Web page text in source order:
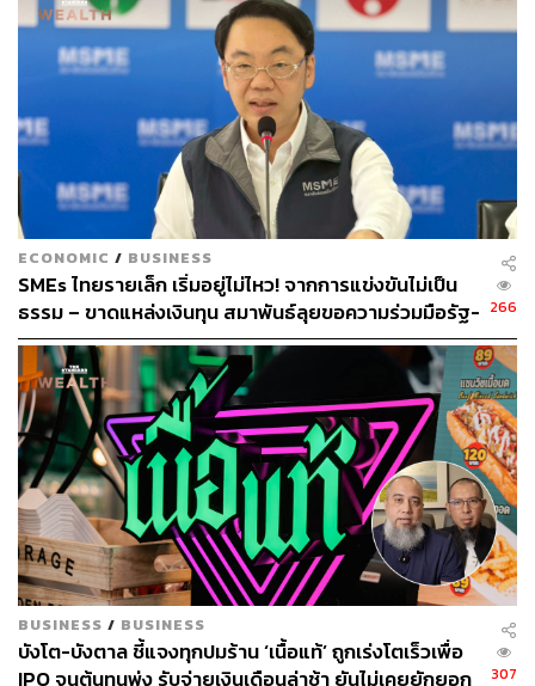
ส่วนที่สาม สายท่องเที่ยวและสายกินต้องไปพลาด กับรายการ
LEO Food Stageของคู่หู เป๊ก วง Zeal และ ตั้ม วราวุธ ที่จะ
ร่วมช่วยเหลือร้านอาหารโลคัล พาลัดเลาะไปในย่านดังต่างๆ
เพื่อพูดคุยกับเจ้าของร้าน รีวิวเมนูเด็ด และช่วยโปรโมตร้าน
อาหารแต่ละย่าน โดยจะออกอากาศทุกวันอาทิตย์ เวลา
19.00 น.
สำหรับ ‘leo Stage’ เป็นอีกแคมเปญที่ลีโอจัดขึ้นต่อเนื่องจาก
แคมเปญ ‘เราไม่ทิ้งกันมันส์กว่า’ เมื่อปี 2563 โดยช่วยเหลือก
ลุ่มคนจากหลากหลายอาชีพ เปิดพื้นที่ให้ร้านอาหาร ร้านค้า
ต่างๆ มีโอกาสได้โปรโมตร้านให้ผู้บริโภครับรู้ เพื่อสนับสนุน
ซื้อสินค้าและบริการในย่านเศรษฐกิจ ชุมชนต่างๆ อีกทั้งยัง
เปิดพื้นที่ให้ศิลปิน นักดนตรี ได้แสดงความสามารถด้านดนตรี
ผ่านออนไลน์ เพื่อให้ศิลปิน นักดนตรี ยังได้ทำกิจกรรม
ประกอบอาชีพหลักของตนเอง ให้มีรายได้กลับไปดูแลตนเอง
และจุนเจือครอบครัว พร้อมเป็น Entertainment Hub ที่สร้าง
ความสนุกเคียงข้างในทุกช่วงเวลาและทุกสถานการณ์ให้กับ
คนไทย
ECONOMIC / BUSINESS
SMEs ไทยรายเล็ก เริ่มอยู่ไม่ไหว! จากการแข่งขันไม่เป็น
ธรรม – ขาดแหล่งเงินทุน สมาพันธ์ลุยขอความร่วมมือรัฐ-
เอกชนเร่งแก้
266
BUSINESS / BUSINESS
บังโต-บังตาล ชี้แจงทุกปมร้าน ‘เนื้อแท้’ ถูกเร่งโตเร็วเพื่อ
IPO จนต้นทุนพุ่ง รับจ่ายเงินเดือนล่าช้า ยันไม่เคยยักยอก
307